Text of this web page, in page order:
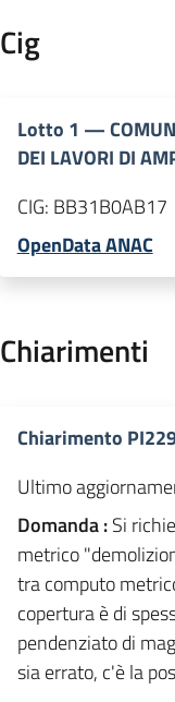
Cig
Lotto 1 —
DEI LAVORI DI
CIG: BB31B0AB17
OpenData ANAC
Chiarimenti
Chiarimento
Ultimo
Domanda :Si
metrico
tra computo
copertura è di
pendenziato di
sia errato, c'è la